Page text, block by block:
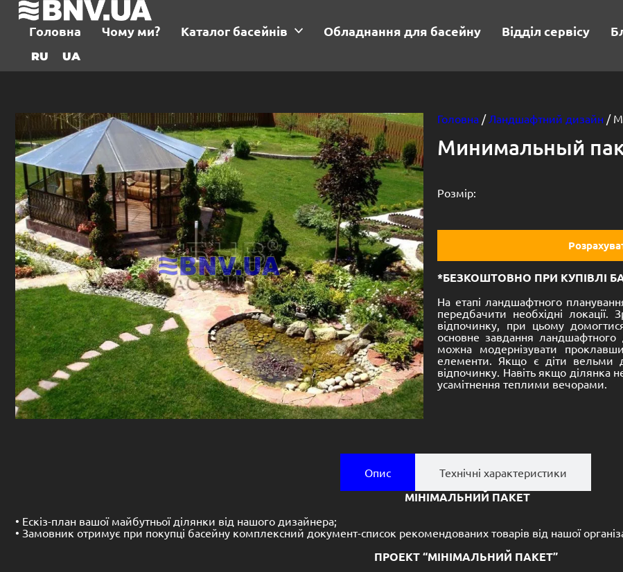
Головна Чому ми? Каталог басейнів Обладнання для басейну Відділ сервісу
RU UA
Головна / Ландшафтний дизайн /
Минимальный
Розмір:
*БЕЗКОШТОВНО ПРИ КУПІВЛІ
На етапі ландшафтного
передбачити необхідні
відпочинку, при цьому
основне завдання ландшафтного
можна модернізувати
елементи. Якщо є діти вельми
відпочинку. Навіть якщо ділянка
усамітнення теплими вечорами.
Опис Технічні характеристики
МІНІМАЛЬНИЙ ПАКЕТ
• Ескіз-план вашої майбутньої ділянки від нашого дизайнера;
• Замовник отримує при покупці басейну комплексний документ-список рекомендованих товарів від нашої
ПРОЕКТ “МІНІМАЛЬНИЙ ПАКЕТ”